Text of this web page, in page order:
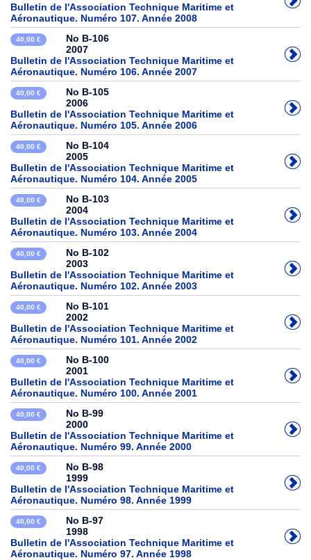
Bulletin de l'Association Technique Maritime et
Aéronautique. Numéro 107. Année 2008
40,00 €
No B-106
2007
Bulletin de l'Association Technique Maritime et
Aéronautique. Numéro 106. Année 2007
40,00 €
No B-105
2006
Bulletin de l'Association Technique Maritime et
Aéronautique. Numéro 105. Année 2006
40,00 €
No B-104
2005
Bulletin de l'Association Technique Maritime et
Aéronautique. Numéro 104. Année 2005
40,00 €
No B-103
2004
Bulletin de l'Association Technique Maritime et
Aéronautique. Numéro 103. Année 2004
40,00 €
No B-102
2003
Bulletin de l'Association Technique Maritime et
Aéronautique. Numéro 102. Année 2003
40,00 €
No B-101
2002
Bulletin de l'Association Technique Maritime et
Aéronautique. Numéro 101. Année 2002
40,00 €
No B-100
2001
Bulletin de l'Association Technique Maritime et
Aéronautique. Numéro 100. Année 2001
40,00 €
No B-99
2000
Bulletin de l'Association Technique Maritime et
Aéronautique. Numéro 99. Année 2000
40,00 €
No B-98
1999
Bulletin de l'Association Technique Maritime et
Aéronautique. Numéro 98. Année 1999
40,00 €
No B-97
1998
Bulletin de l'Association Technique Maritime et
Aéronautique. Numéro 97. Année 1998